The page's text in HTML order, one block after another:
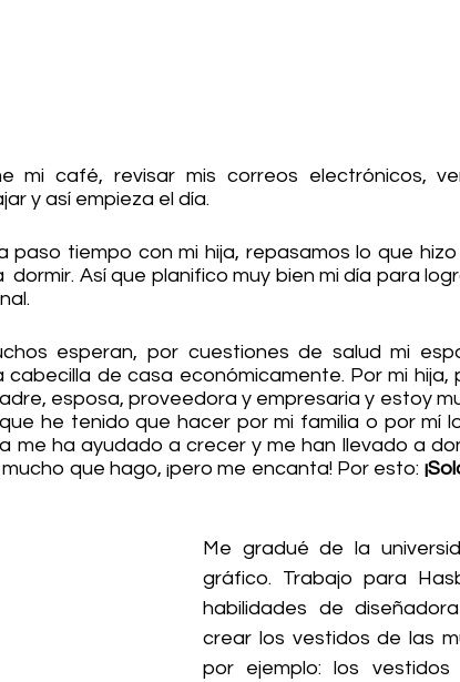
mi café, revisar mis correos electrónicos,
y así empieza el día.
paso tiempo con mi hija, repasamos lo que
dormir. Así que planifico muy bien mi día para
esperan, por cuestiones de salud mi
de casa económicamente. Por mi hija,
esposa, proveedora y empresaria y estoy
he tenido que hacer por mi familia o por mí
me ha ayudado a crecer y me han llevado a
que hago, ¡pero me encanta! Por esto:
Me gradué de la
gráfico. Trabajo para
habilidades de
crear los vestidos de las
por ejemplo: los